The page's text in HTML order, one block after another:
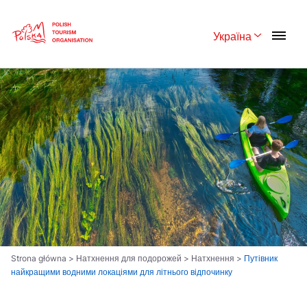
Україна
Polski English
Česká 中国
Dansk Deutsch
Español Français
Italiano Magyar
Nederlands 日本語
Português Norsk
Strona główna > Натхнення для подорожей > Натхнення > Путівник
найкращими водними локаціями для літнього відпочинку